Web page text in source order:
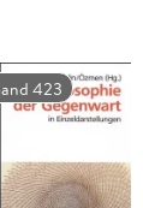
erst gegen
heraus
nach,
schenkt.
Einführung
423